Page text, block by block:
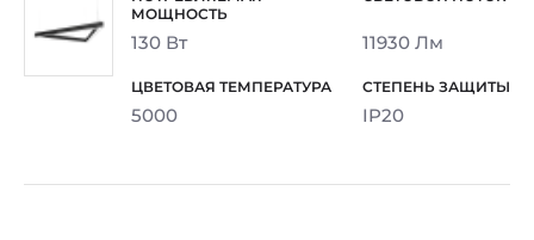
130 Вт 11930 Лм
5000 IP20